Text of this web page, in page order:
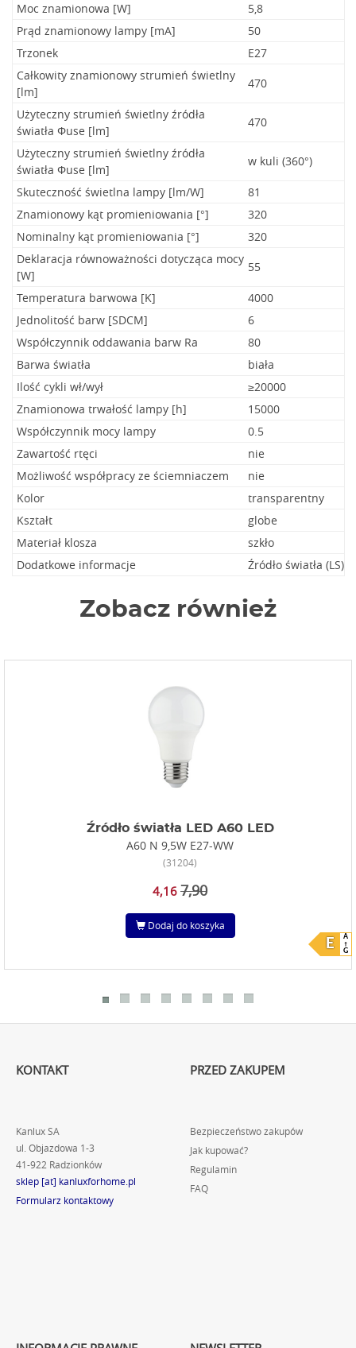
Moc znamionowa [W]
5,8
Prąd znamionowy lampy [mA]
50
Trzonek
E27
Całkowity znamionowy strumień świetlny
[lm]
470
Użyteczny strumień świetlny źródła
światła Φuse [lm]
470
Użyteczny strumień świetlny źródła
światła Φuse [lm]
w kuli (360°)
Skuteczność świetlna lampy [lm/W]
81
Znamionowy kąt promieniowania [°]
320
Nominalny kąt promieniowania [°]
320
Deklaracja równoważności dotycząca mocy
[W]
55
Temperatura barwowa [K]
4000
Jednolitość barw [SDCM]
6
Współczynnik oddawania barw Ra
80
Barwa światła
biała
Ilość cykli wł/wył
≥20000
Znamionowa trwałość lampy [h]
15000
Współczynnik mocy lampy
0.5
Zawartość rtęci
nie
Możliwość współpracy ze ściemniaczem
nie
Kolor
transparentny
Kształt
globe
Materiał klosza
szkło
Dodatkowe informacje
Źródło światła (LS)
Zobacz również
E
A
G
Źródło światła LED A60 LED
A60 N 9,5W E27-WW
(31204)
4,16 7,90
Dodaj do koszyka
KONTAKT
Kanlux SA
ul. Objazdowa 1-3
41-922 Radzionków
sklep [at] kanluxforhome.pl
Formularz kontaktowy
PRZED ZAKUPEM
Bezpieczeństwo zakupów
Jak kupować?
Regulamin
FAQ